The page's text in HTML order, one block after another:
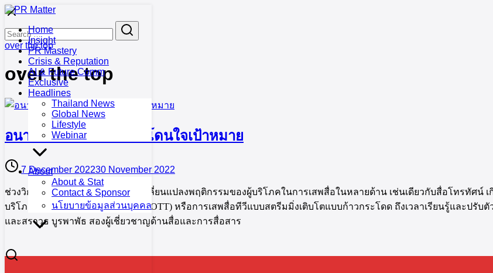
Skip
contentHome
Insight
PR Mastery
Crisis & Reputation
AI & Future Comm
Exclusive
Headlines
Thailand News
Global News
Lifestyle
Webinar
About
About & Stat
Contact & Sponsor
นโยบายข้อมูลส่วนบุคคล
Search
for:
over the top
over the top
อนาคตทีวีไทย แบบไหนโดนใจเป้าหมาย
7 December 202230 November 2022
ช่วงวิกฤตโควิด กระตุ้นให้เกิดการเปลี่ยนแปลงพฤติกรรมของผู้บริโภคในการเสพสื่อในหลายด้าน เช่นเดียวกับสื่อโทรทัศ
บริโภคยุคใหม่ กระแส Over the Top (OTT) หรือการเสพสื่อทีวีแบบสตรีมมิ่งเติบโตแบบก้าวกระโดด ถึงเวลาเรียนรู้และป
และสราวุธ บูรพาพัธ สองผู้เชี่ยวชาญด้านสื่อและการสื่อสาร